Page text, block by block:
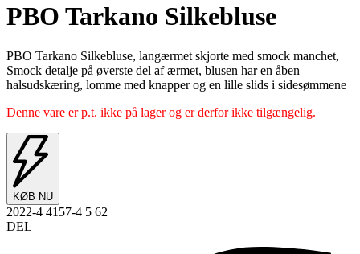
PBO Tarkano Silkebluse
PBO Tarkano Silkebluse, langærmet skjorte med smock manchet,
Smock detalje på øverste del af ærmet, blusen har en åben
halsudskæring, lomme med knapper og en lille slids i sidesømmene
Denne vare er p.t. ikke på lager og er derfor ikke tilgængelig.
KØB NU
2022-4 4157-4 5 62
DEL